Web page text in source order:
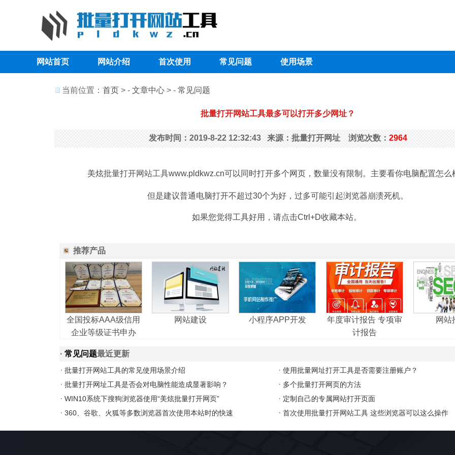
网站首页 网站介绍 首次使用 常见问题 使用场景
当前位置： 首页 > - 文章中心 > - 常见问题
批量打开网站工具最多可以打开多少网址？
发布时间：2019-8-22 12:32:43 来源：批量打开网址 浏览次数： 2964
美炫批量打开网站工具www.pldkwz.cn可以同时打开多个网页，数量没有限制。主要看你电脑配置怎么
但是建议普通电脑打开不超过30个为好，过多可能引起浏览器崩溃死机。
如果您觉得工具好用，请点击Ctrl+D收藏本站。
推荐产品
全国投标AAA级信用
企业等级证书申办
网站建设 小程序APP开发
年度审计报告 专项审
计报告
网站
· 常见问题最近更新
· 批量打开网站工具的常见使用场景介绍 · 使用批量网址打开工具是否需要注册账户？
· 批量打开网址工具是否会对电脑性能造成显著影响？ · 多个批量打开网页的方法‌
· WIN10系统下搜狗浏览器使用“美炫批量打开网页” · 定制自己的专属网站打开页面
· 360、谷歌、火狐等多数浏览器首次使用本站时的快速 · 首次使用批量打开网站工具 这些浏览器可以这么操作